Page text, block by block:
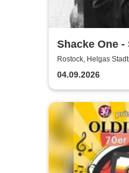
Shacke One -
Boss Tour
Rostock, Helgas
04.09.2026